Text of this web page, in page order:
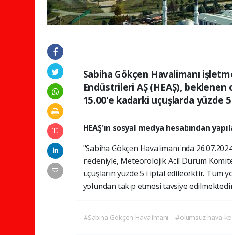
Sabiha Gökçen Havalimanı
Endüstrileri AŞ (HEAŞ),
15.00'e kadarki uçuşlarda yüzde 5
HEAŞ'ın sosyal medya hesabından
"Sabiha Gökçen Havalimanı'nda
nedeniyle, Meteorolojik Acil Durum
uçuşların yüzde 5'i iptal edilecektir. Tüm
yolundan takip etmesi tavsiye
#Sabiha Gökçen Havalimanı #olumsuz hava